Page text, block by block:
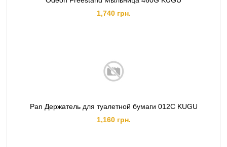
1,740 грн.
Pan Держатель для туалетной бумаги 012C KUGU
1,160 грн.